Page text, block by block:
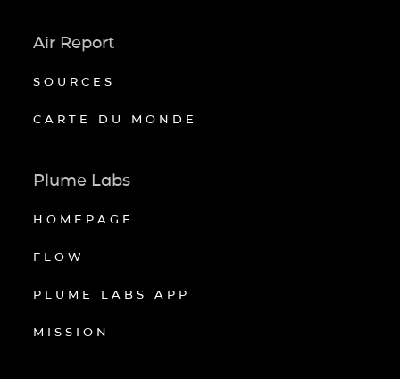
Air Report
SOURCES
CARTE DU MONDE
Plume Labs
HOMEPAGE
FLOW
PLUME LABS APP
MISSION